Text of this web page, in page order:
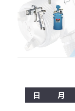
日
月